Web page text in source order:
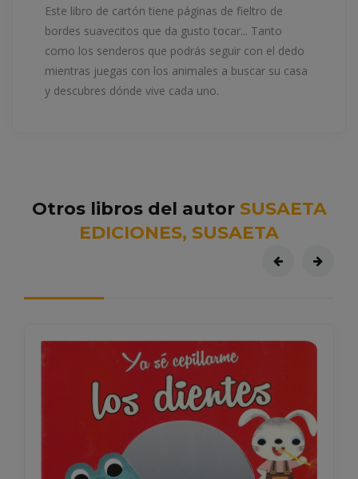
Este libro de cartón tiene páginas de fieltro de
bordes suavecitos que da gusto tocar... Tanto
como los senderos que podrás seguir con el dedo
mientras juegas con los animales a buscar su casa
y descubres dónde vive cada uno.
Otros libros del autor SUSAETA
EDICIONES, SUSAETA